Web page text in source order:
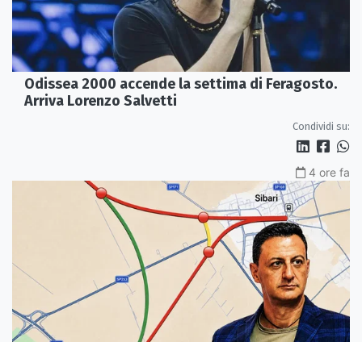
Odissea 2000 accende la settima di Feragosto.
Arriva Lorenzo Salvetti
Condividi su:
4 ore fa